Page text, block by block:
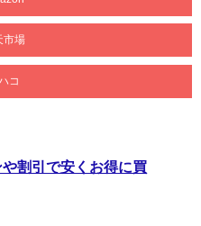
市場
コ
割引で安くお得に買